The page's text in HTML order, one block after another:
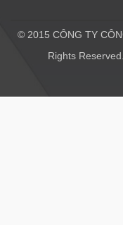
© 2015 CÔNG TY
Rights Reserved.